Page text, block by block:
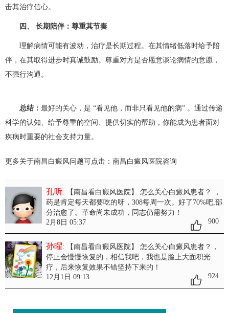
击其治疗信心。
四、 长期陪伴：尊重其节奏
理解病情可能有波动，治疗是长期过程。在其情绪低落时给予陪
伴，在其取得进步时真诚鼓励。尊重对方是否愿意谈论病情的意愿，
不强行沟通。
总结： 最好的关心，是 “看见他，而非只看见他的病”​ 。通过传递
科学的认知、给予尊重的空间、提供切实的帮助，你能成为患者面对
疾病时重要的社会支持力量。
更多关于南昌白癜风问题可点击： 南昌白癜风医院咨询
孔听: 【南昌看白癜风医院】 怎么关心白癜风患者？
，
药是肯定每天都要吃的呀，308每周一次。好了70%吧,部
分治愈了。革命尚未成功，同志仍需努力！
2月8日 05:37
900
孙曜: 【南昌看白癜风医院】 怎么关心白癜风患者？ ，
停止会慢慢恢复的，相信我吧，我也是脸上大面积光
疗，后来恢复效果不错坚持下来的！
12月1日 09:13
924